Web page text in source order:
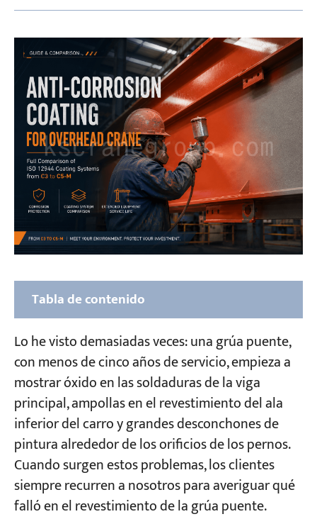
Proyectos
Blogs
Noticias
Aplicaciones
Sobre nosotros
Contáctenos
Tabla de contenido
puente, conozca a qué se enfrenta su grúa.
Preparación de la superficie: 60% de la vida
útil del recubrimiento depende de esto
Cómo elegir el grado de limpieza por chorro
abrasivo
¿Cuál es la profundidad de rugosidad
óptima?
Lo he visto demasiadas veces: una grúa puente,
con menos de cinco años de servicio, empieza a
mostrar óxido en las soldaduras de la viga
principal, ampollas en el revestimiento del ala
inferior del carro y grandes desconchones de
pintura alrededor de los orificios de los pernos.
Cuando surgen estos problemas, los clientes
siempre recurren a nosotros para averiguar qué
falló en el revestimiento de la grúa puente.